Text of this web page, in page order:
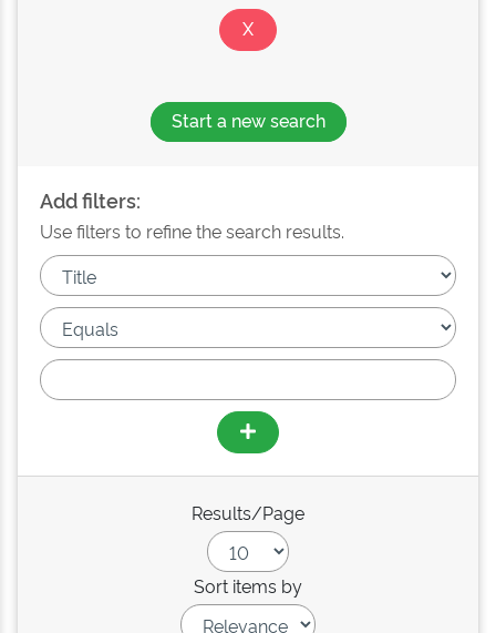
Start a new search
Add filters:
Use filters to refine the search results.
Results/Page
Sort items by